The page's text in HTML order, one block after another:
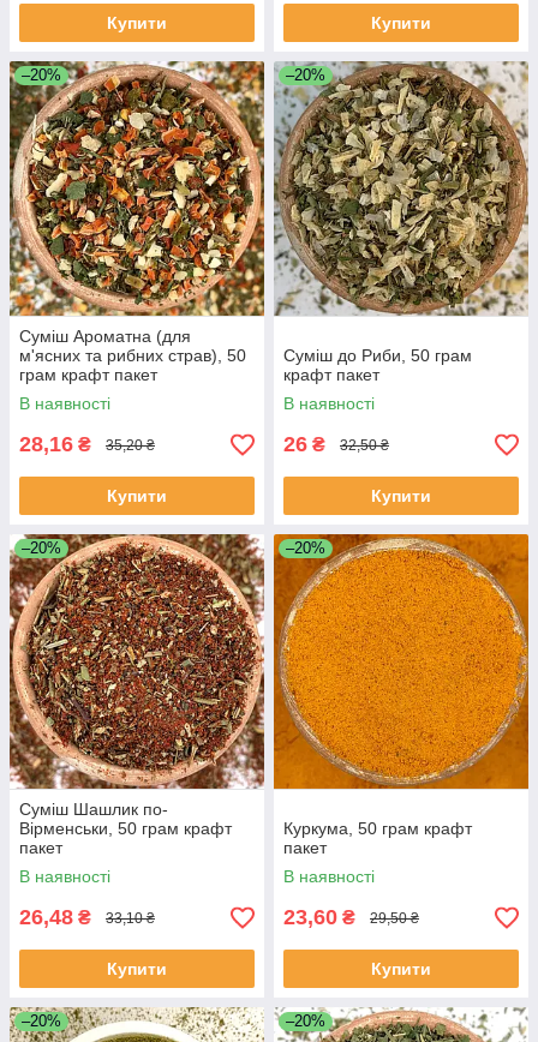
Купити Купити
–20%
Суміш Ароматна (для
м'ясних та рибних страв), 50
грам крафт пакет
В наявності
28,16 ₴ 35,20 ₴
Купити
–20%
Суміш до Риби, 50 грам
крафт пакет
В наявності
26 ₴ 32,50 ₴
Купити
–20%
Суміш Шашлик по-
Вірменськи, 50 грам крафт
пакет
В наявності
26,48 ₴ 33,10 ₴
Купити
–20%
Куркума, 50 грам крафт
пакет
В наявності
23,60 ₴ 29,50 ₴
Купити
–20% –20%